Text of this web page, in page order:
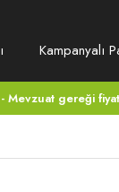
Kampanyalı
- Mevzuat gereği